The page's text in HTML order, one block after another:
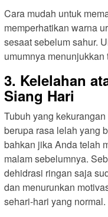
Cara mudah untuk
memperhatikan warna
sesaat sebelum sahur.
umumnya
3. Kelelahan
Siang Hari
Tubuh yang
berupa rasa lelah yang
bahkan jika Anda telah
malam sebelumnya.
dehidrasi ringan saja
dan menurunkan
sehari-hari yang normal.